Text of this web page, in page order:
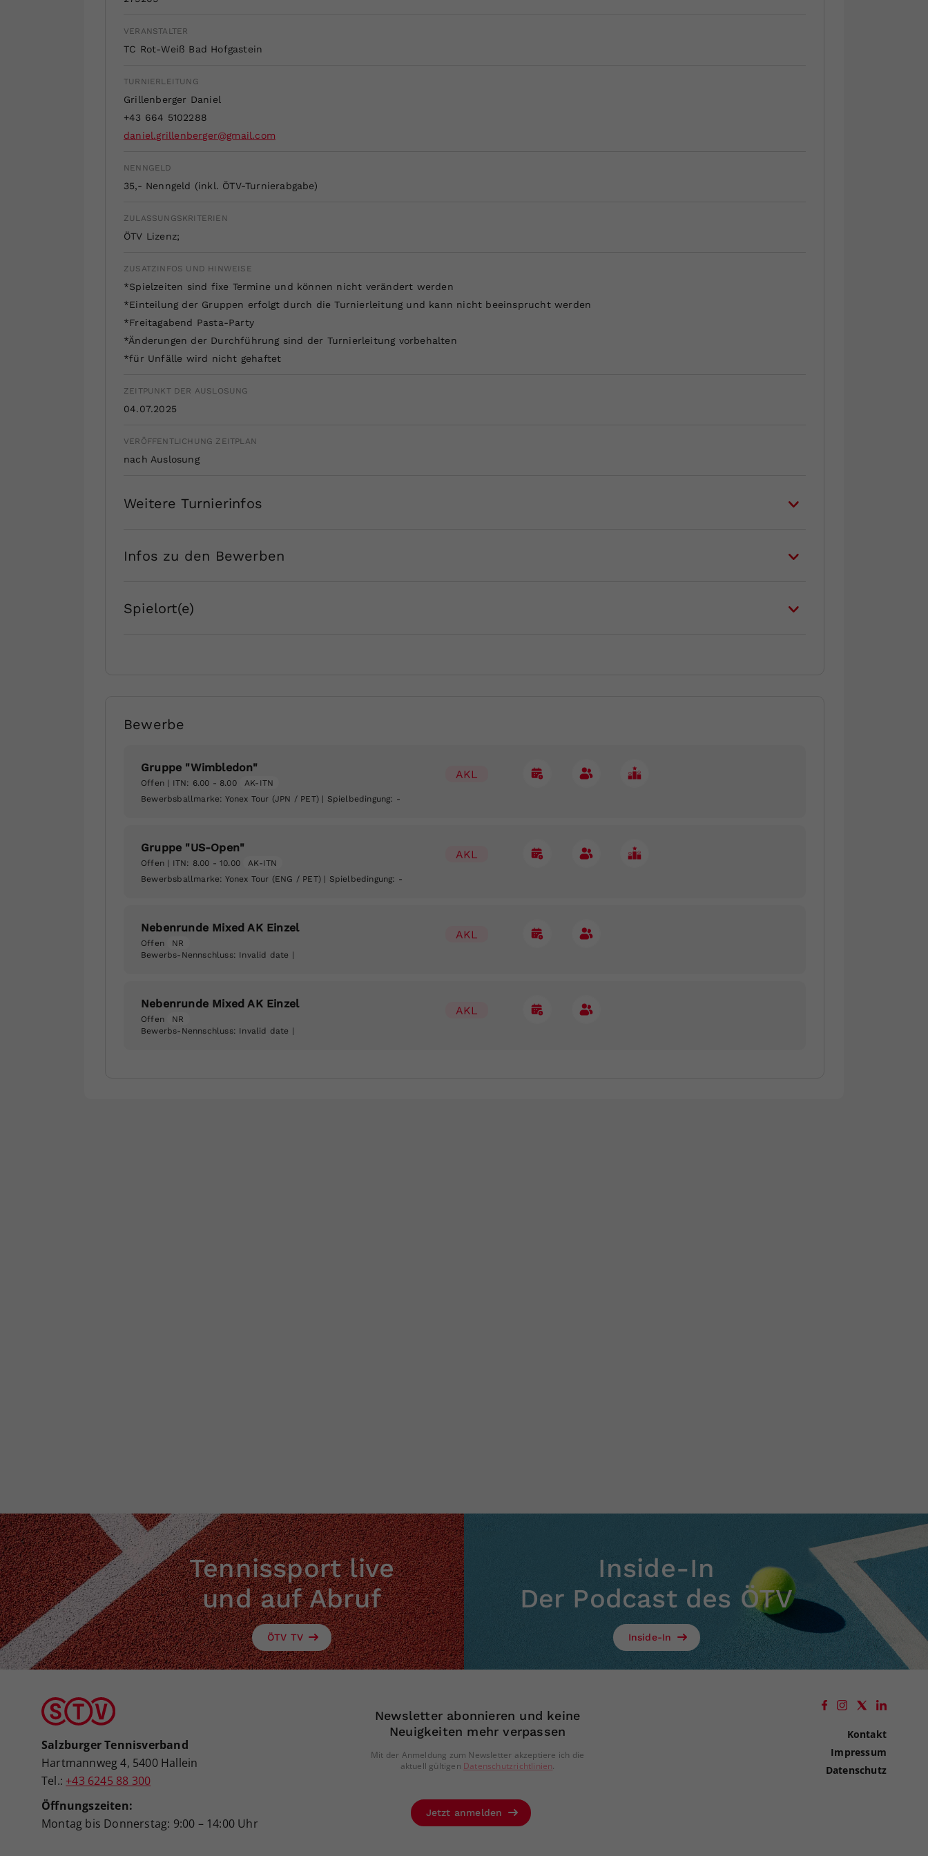
VERANSTALTER
TC Rot-Weiß Bad Hofgastein
TURNIERLEITUNG
Grillenberger Daniel
+43 664 5102288
daniel.grillenberger@gmail.com
NENNGELD
35,- Nenngeld (inkl. ÖTV-Turnierabgabe)
ZULASSUNGSKRITERIEN
ÖTV Lizenz;
ZUSATZINFOS UND HINWEISE
*Spielzeiten sind fixe Termine und können nicht verändert werden
*Einteilung der Gruppen erfolgt durch die Turnierleitung und kann nicht beeinsprucht werden
*Freitagabend Pasta-Party
*Änderungen der Durchführung sind der Turnierleitung vorbehalten
*für Unfälle wird nicht gehaftet
ZEITPUNKT DER AUSLOSUNG
04.07.2025
VERÖFFENTLICHUNG ZEITPLAN
nach Auslosung
Weitere Turnierinfos
Infos zu den Bewerben
Spielort(e)
Bewerbe
Gruppe "Wimbledon"
Offen | ITN: 6.00 - 8.00 AK-ITN
AKL
Bewerbsballmarke: Yonex Tour (JPN / PET) | Spielbedingung: -
Gruppe "US-Open"
Offen | ITN: 8.00 - 10.00 AK-ITN
AKL
Bewerbsballmarke: Yonex Tour (ENG / PET) | Spielbedingung: -
Nebenrunde Mixed AK Einzel
Offen NR
AKL
Bewerbs-Nennschluss: Invalid date |
Nebenrunde Mixed AK Einzel
Offen NR
AKL
Bewerbs-Nennschluss: Invalid date |
Tennissport live
und auf Abruf
ÖTV TV
Inside-In
Der Podcast des ÖTV
Inside-In
Salzburger Tennisverband
Hartmannweg 4, 5400 Hallein
Tel.: +43 6245 88 300
Öffnungszeiten:
Montag bis Donnerstag: 9:00 – 14:00 Uhr
Newsletter abonnieren und keine
Neuigkeiten mehr verpassen
Mit der Anmeldung zum Newsletter akzeptiere ich die
aktuell gültigen Datenschutzrichtlinien.
Jetzt anmelden
Kontakt
Impressum
Datenschutz